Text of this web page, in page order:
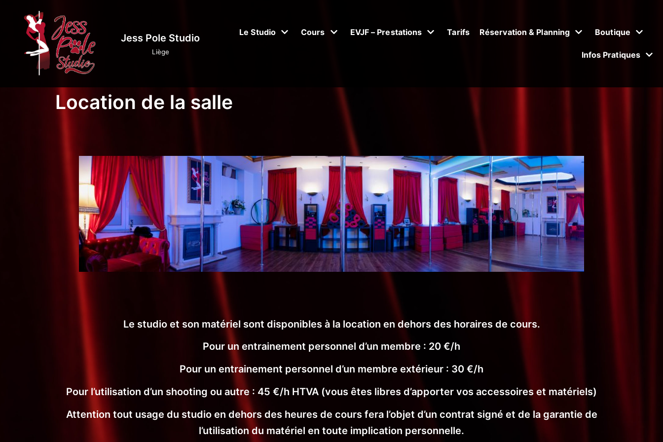
contenu
Jess Pole Studio
Liège
Le Studio Cours EVJF – Prestations Tarifs Réservation & Planning Boutique
Infos Pratiques
Location de la salle
Le studio et son matériel sont disponibles à la location en dehors des horaires de cours.
Pour un entrainement personnel d’un membre : 20 €/h
Pour un entrainement personnel d’un membre extérieur : 30 €/h
Pour l’utilisation d’un shooting ou autre : 45 €/h HTVA (vous êtes libres d’apporter vos accessoires et matériels)
Attention tout usage du studio en dehors des heures de cours fera l’objet d’un contrat signé et de la garantie de
l’utilisation du matériel en toute implication personnelle.